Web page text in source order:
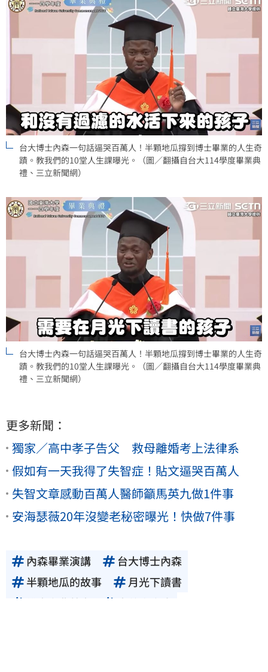
台大博士內森一句話逼哭百萬人！半顆地瓜撐到博士畢業的人生奇
蹟。教我們的10堂人生課曝光。（圖／翻攝自台大114學度畢業典
禮、三立新聞網）
台大博士內森一句話逼哭百萬人！半顆地瓜撐到博士畢業的人生奇
蹟。教我們的10堂人生課曝光。（圖／翻攝自台大114學度畢業典
禮、三立新聞網）
更多新聞：
獨家／高中孝子告父 救母離婚考上法律系
假如有一天我得了失智症！貼文逼哭百萬人
失智文章感動百萬人醫師籲馬英九做1件事
安海瑟薇20年沒變老秘密曝光！快做7件事
內森畢業演講
台大博士內森
半顆地瓜的故事
月光下讀書
維克多弗蘭克
意義治療法